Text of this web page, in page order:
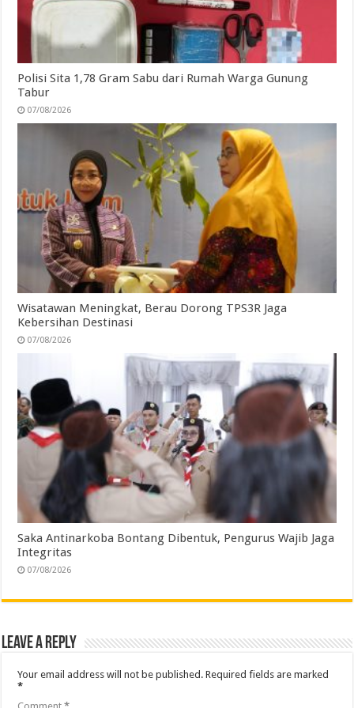
Polisi Sita 1,78 Gram Sabu dari Rumah Warga Gunung
Tabur
07/08/2026
Wisatawan Meningkat, Berau Dorong TPS3R Jaga
Kebersihan Destinasi
07/08/2026
Saka Antinarkoba Bontang Dibentuk, Pengurus Wajib Jaga
Integritas
07/08/2026
Leave a Reply
Your email address will not be published. Required fields are marked
*